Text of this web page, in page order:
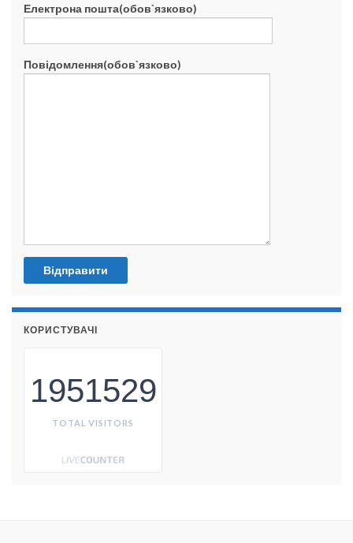
Електрона пошта(обов`язково)
Повідомлення(обов`язково)
КОРИСТУВАЧІ
1951529
TOTAL VISITORS